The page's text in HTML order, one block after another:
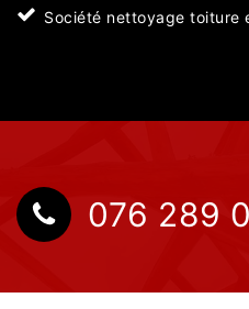
Société nettoyage toiture
076 289